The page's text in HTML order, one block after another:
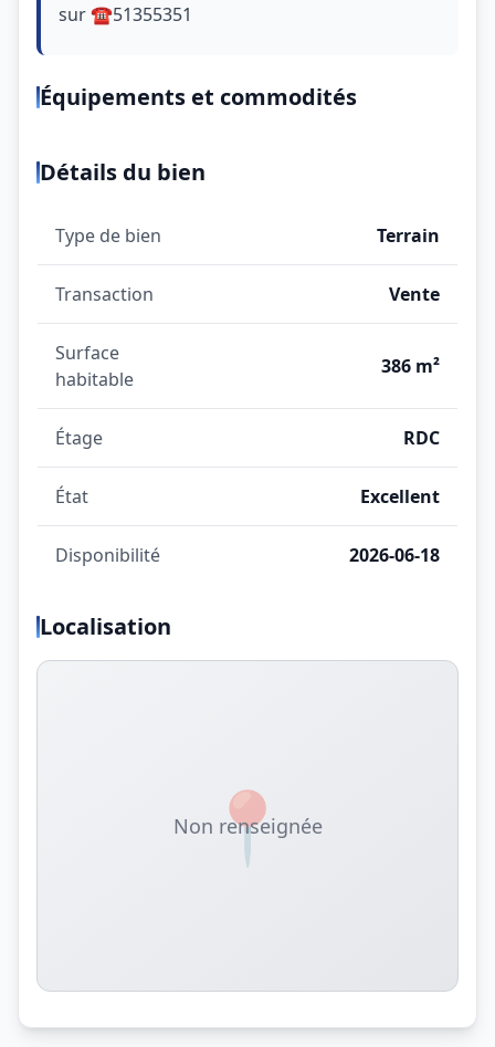
sur ☎51355351
Équipements et commodités
Détails du bien
Type de bien Terrain
Transaction Vente
Surface
habitable
386 m²
Étage RDC
État Excellent
Disponibilité 2026-06-18
Localisation
📍
Non renseignée